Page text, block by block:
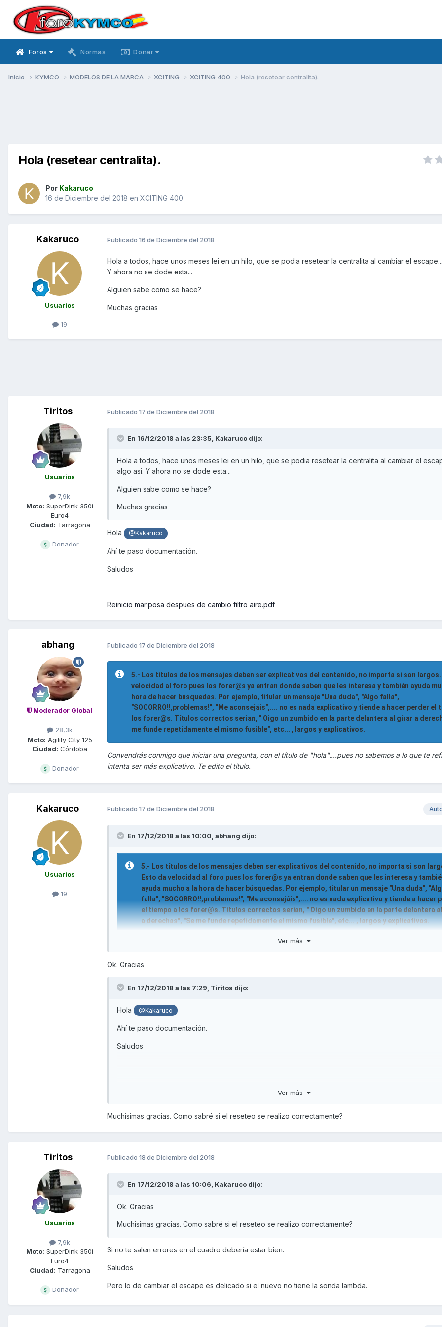
Foros Normas Donar
Inicio KYMCO MODELOS DE LA MARCA XCITING XCITING 400 Hola (resetear centralita).
Hola (resetear centralita).
Por Kakaruco
16 de Diciembre del 2018 en XCITING 400
Kakaruco
Usuarios
19
Publicado 16 de Diciembre del 2018
Hola a todos, hace unos meses lei en un hilo, que se podia resetear la centralita al cambiar el
Y ahora no se dode esta...
Alguien sabe como se hace?
Muchas gracias
Tiritos
Usuarios
7,9k
Moto: SuperDink 350i
Euro4
Ciudad: Tarragona
Donador
Publicado 17 de Diciembre del 2018
En 16/12/2018 a las 23:35, Kakaruco dijo:
Hola a todos, hace unos meses lei en un hilo, que se podia resetear la centralita al cambiar el
algo asi. Y ahora no se dode esta...
Alguien sabe como se hace?
Muchas gracias
Hola @Kakaruco
Ahí te paso documentación.
Saludos
Reinicio mariposa despues de cambio filtro aire.pdf
abhang
Moderador Global
28,3k
Moto: Agility City 125
Ciudad: Córdoba
Donador
Publicado 17 de Diciembre del 2018
5.- Los títulos de los mensajes deben ser explicativos del contenido, no importa si son largos.
velocidad al foro pues los forer@s ya entran donde saben que les interesa y también ayuda
hora de hacer búsquedas. Por ejemplo, titular un mensaje "Una duda", "Algo falla",
"SOCORRO!!,problemas!", "Me aconsejáis",.... no es nada explicativo y tiende a hacer perder el
los forer@s. Títulos correctos serian, " Oigo un zumbido en la parte delantera al girar a
me funde repetidamente el mismo fusible", etc... , largos y explicativos.
Convendrás conmigo que iniciar una pregunta, con el título de "hola"....pues no sabemos a lo que te
intenta ser más explicativo. Te edito el título.
Kakaruco
Usuarios
19
Publicado 17 de Diciembre del 2018
En 17/12/2018 a las 10:00, abhang dijo:
5.- Los títulos de los mensajes deben ser explicativos del contenido, no importa si son
Esto da velocidad al foro pues los forer@s ya entran donde saben que les interesa y
ayuda mucho a la hora de hacer búsquedas. Por ejemplo, titular un mensaje "Una duda",
falla", "SOCORRO!!,problemas!", "Me aconsejáis",.... no es nada explicativo y tiende a hacer
el tiempo a los forer@s. Títulos correctos serian, " Oigo un zumbido en la parte delantera
a derechas", "Se me funde repetidamente el mismo fusible", etc... , largos y explicativos.
Ver más
Ok. Gracias
En 17/12/2018 a las 7:29, Tiritos dijo:
Hola @Kakaruco
Ahí te paso documentación.
Saludos
Unavailable
Ver más
Muchisimas gracias. Como sabré si el reseteo se realizo correctamente?
Tiritos
Usuarios
7,9k
Moto: SuperDink 350i
Euro4
Ciudad: Tarragona
Donador
Publicado 18 de Diciembre del 2018
En 17/12/2018 a las 10:06, Kakaruco dijo:
Ok. Gracias
Muchisimas gracias. Como sabré si el reseteo se realizo correctamente?
Si no te salen errores en el cuadro debería estar bien.
Saludos
Pero lo de cambiar el escape es delicado si el nuevo no tiene la sonda lambda.